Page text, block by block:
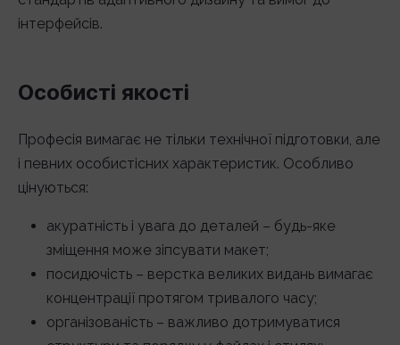
інтерфейсів.
Особисті якості
Професія вимагає не тільки технічної підготовки, але
і певних особистісних характеристик. Особливо
цінуються:
акуратність і увага до деталей – будь-яке
зміщення може зіпсувати макет;
посидючість – верстка великих видань вимагає
концентрації протягом тривалого часу;
організованість – важливо дотримуватися